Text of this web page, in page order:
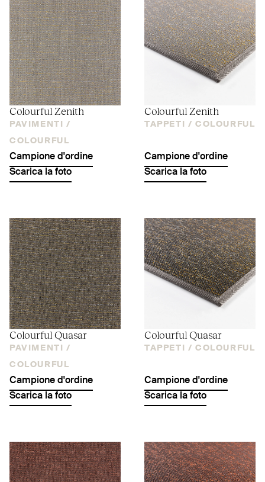
Colourful Zenith
PAVIMENTI /
COLOURFUL
Campione d'ordine
Scarica la foto
Colourful Zenith
TAPPETI / COLOURFUL
Campione d'ordine
Scarica la foto
Colourful Quasar
PAVIMENTI /
COLOURFUL
Campione d'ordine
Scarica la foto
Colourful Quasar
TAPPETI / COLOURFUL
Campione d'ordine
Scarica la foto